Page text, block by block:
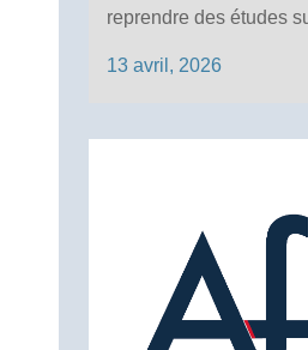
reprendre des études
13 avril, 2026